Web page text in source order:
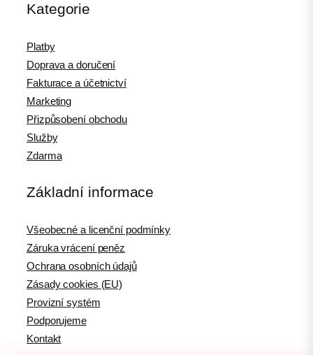
Kategorie
Platby
Doprava a doručení
Fakturace a účetnictví
Marketing
Přizpůsobení obchodu
Služby
Zdarma
Základní informace
Všeobecné a licenční podmínky
Záruka vrácení peněz
Ochrana osobních údajů
Zásady cookies (EU)
Provizní systém
Podporujeme
Kontakt